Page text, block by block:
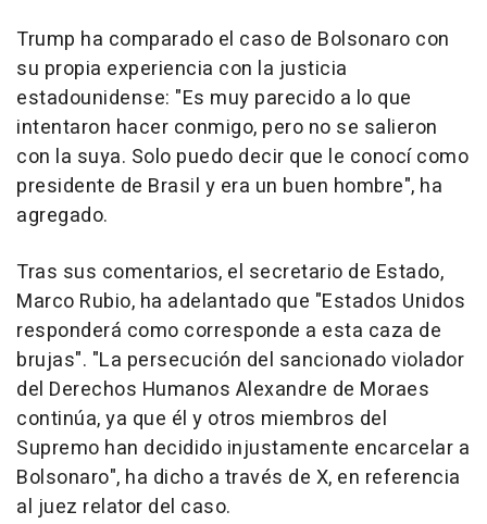
Trump ha comparado el caso de Bolsonaro con
su propia experiencia con la justicia
estadounidense: "Es muy parecido a lo que
intentaron hacer conmigo, pero no se salieron
con la suya. Solo puedo decir que le conocí como
presidente de Brasil y era un buen hombre", ha
agregado.
Tras sus comentarios, el secretario de Estado,
Marco Rubio, ha adelantado que "Estados Unidos
responderá como corresponde a esta caza de
brujas". "La persecución del sancionado violador
del Derechos Humanos Alexandre de Moraes
continúa, ya que él y otros miembros del
Supremo han decidido injustamente encarcelar a
Bolsonaro", ha dicho a través de X, en referencia
al juez relator del caso.